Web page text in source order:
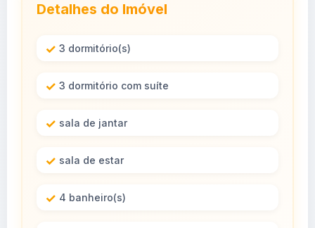
Detalhes do Imóvel
3 dormitório(s)
3 dormitório com suíte
sala de jantar
sala de estar
4 banheiro(s)